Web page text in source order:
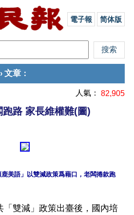
電子報 简体版
› 文章 ：
人氣： 82,905
路 家長維權難(圖)
美語」以雙減政策爲藉口，老闆捲款跑
「雙減」政策出臺後，國內培